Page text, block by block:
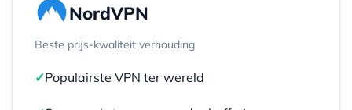
NordVPN
Beste prijs-kwaliteit verhouding
✓Populairste VPN ter wereld